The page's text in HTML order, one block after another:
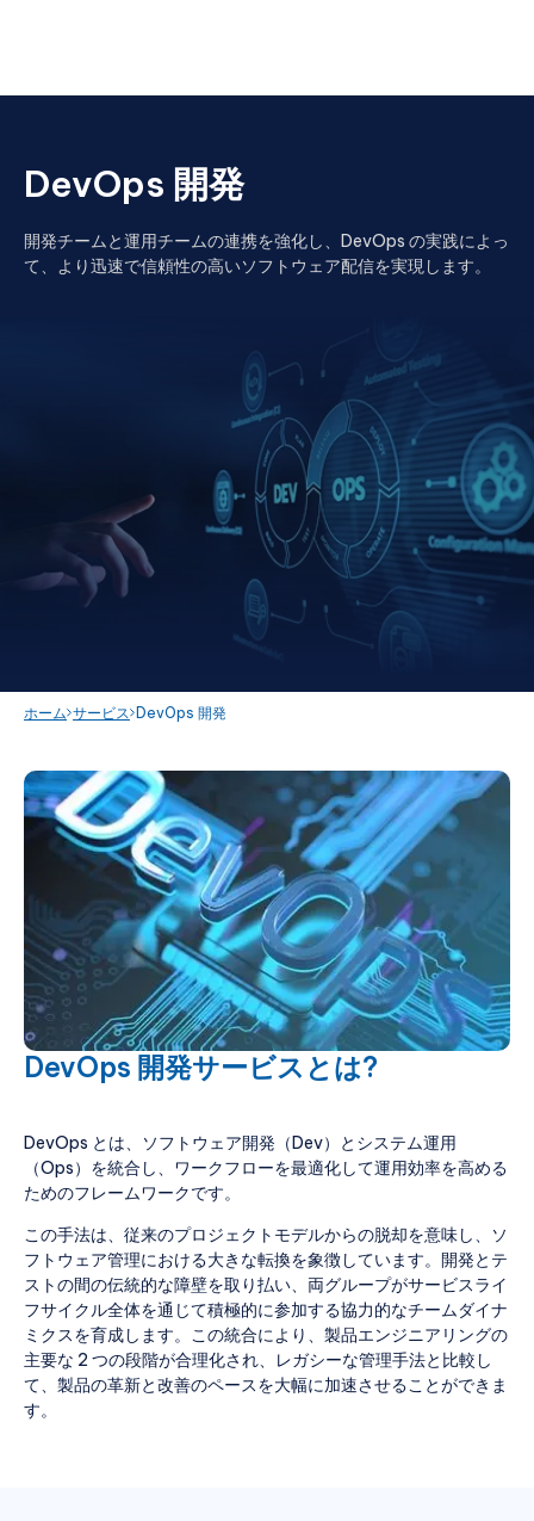
DevOps 開発
開発チームと運用チームの連携を強化し、DevOps の実践によっ
て、より迅速で信頼性の高いソフトウェア配信を実現します。
ホーム サービス DevOps 開発
DevOps 開発サービスとは?
DevOps とは、ソフトウェア開発（Dev）とシステム運用
（Ops）を統合し、ワークフローを最適化して運用効率を高める
ためのフレームワークです。
この手法は、従来のプロジェクトモデルからの脱却を意味し、ソ
フトウェア管理における大きな転換を象徴しています。開発とテ
ストの間の伝統的な障壁を取り払い、両グループがサービスライ
フサイクル全体を通じて積極的に参加する協力的なチームダイナ
ミクスを育成します。この統合により、製品エンジニアリングの
主要な 2 つの段階が合理化され、レガシーな管理手法と比較し
て、製品の革新と改善のペースを大幅に加速させることができま
す。